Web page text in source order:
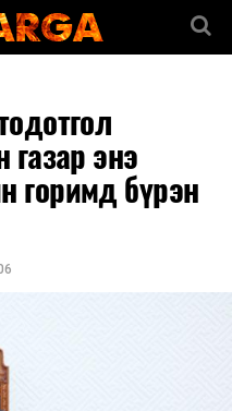
газар энэ
горимд бүрэн